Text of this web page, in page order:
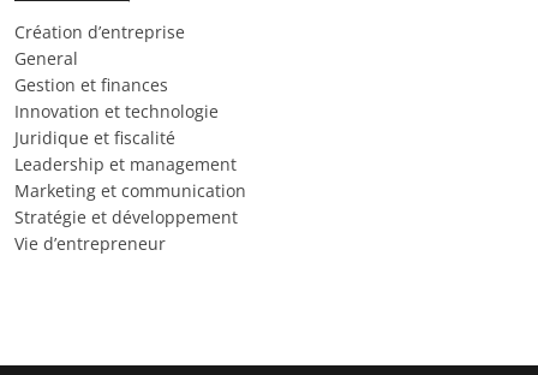
Création d’entreprise
General
Gestion et finances
Innovation et technologie
Juridique et fiscalité
Leadership et management
Marketing et communication
Stratégie et développement
Vie d’entrepreneur